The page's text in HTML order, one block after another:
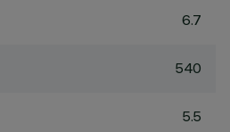
6.7
540
5.5